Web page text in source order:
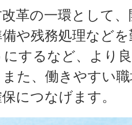
革の一環として
や残務処理など
するなど、より
た、働きやすい
につなげます。